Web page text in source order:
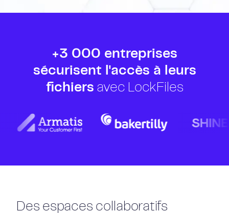
+3 000 entreprises
sécurisent l'accès à leurs
fichiers avec LockFiles
Des espaces collaboratifs